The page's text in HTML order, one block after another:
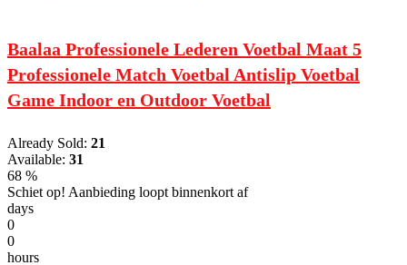
Baalaa Professionele Lederen Voetbal Maat 5
Professionele Match Voetbal Antislip Voetbal
Game Indoor en Outdoor Voetbal
Already Sold: 21
Available: 31
68 %
Schiet op! Aanbieding loopt binnenkort af
days
0
0
hours